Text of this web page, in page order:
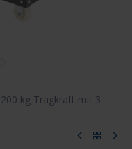
kg Tragkraft mit 3